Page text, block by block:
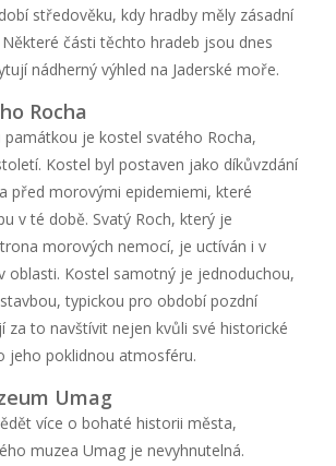
středověku, kdy hradby měly zásadní
části těchto hradeb jsou dnes
nádherný výhled na Jaderské moře.
Rocha
památkou je kostel svatého Rocha,
Kostel byl postaven jako díkůvzdání
před morovými epidemiemi, které
v té době. Svatý Roch, který je
morových nemocí, je uctíván i v
oblasti. Kostel samotný je jednoduchou,
typickou pro období pozdní
za to navštívit nejen kvůli své historické
jeho poklidnou atmosféru.
Umag
více o bohaté historii města,
muzea Umag je nevyhnutelná.